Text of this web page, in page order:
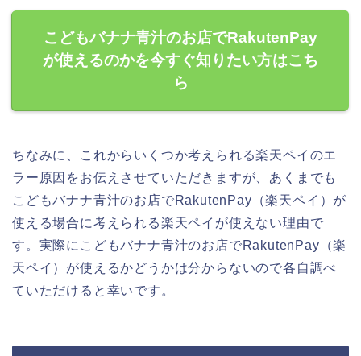
こどもバナナ青汁のお店でRakutenPay
が使えるのかを今すぐ知りたい方はこち
ら
ちなみに、これからいくつか考えられる楽天ペイのエ
ラー原因をお伝えさせていただきますが、あくまでも
こどもバナナ青汁のお店でRakutenPay（楽天ペイ）が
使える場合に考えられる楽天ペイが使えない理由で
す。実際にこどもバナナ青汁のお店でRakutenPay（楽
天ペイ）が使えるかどうかは分からないので各自調べ
ていただけると幸いです。